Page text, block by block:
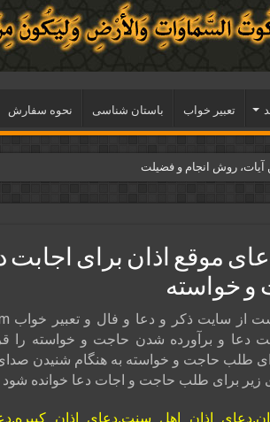
تعبیر خواب باستان شناسی نحوه سفارش
روش انجام و فضیلت
شدن حاجت
برآورده شدن حاجت
موقع اذان برای اجابت
و خواسته
دعا و برآورده شدن حاجت و خواسته را
طلب حاجت و خواسته به هنگام شنیدن
زیر برای طلب حاجت و اجات دعا خوانده
اذان اهل سنت,دعای اذان